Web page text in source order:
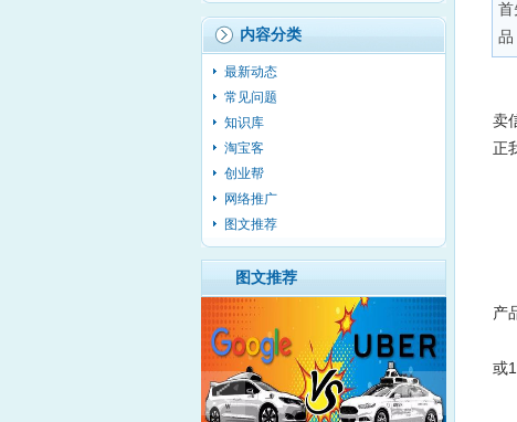
内容分类
最新动态
常见问题
知识库
淘宝客
创业帮
网络推广
图文推荐
图文推荐
首
品
卖
正
产
或